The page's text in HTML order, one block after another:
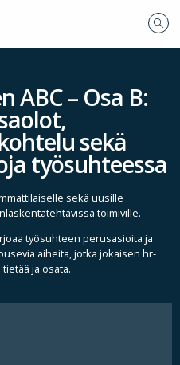
ABC – Osa B:
sekä
työsuhteessa
sekä uusille
toimiville.
työsuhteen perusasioita ja
aiheita, jotka jokaisen hr-
ja osata.